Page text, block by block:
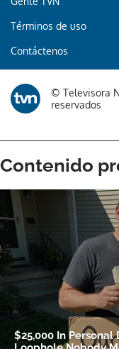
Términos de uso
Contáctenos
© Televisora
reservados